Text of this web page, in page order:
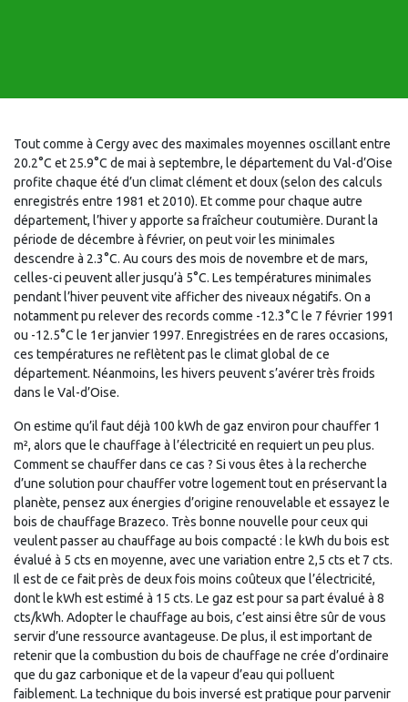
Tout comme à Cergy avec des maximales moyennes oscillant entre
20.2°C et 25.9°C de mai à septembre, le département du Val-d’Oise
profite chaque été d’un climat clément et doux (selon des calculs
enregistrés entre 1981 et 2010). Et comme pour chaque autre
département, l’hiver y apporte sa fraîcheur coutumière. Durant la
période de décembre à février, on peut voir les minimales
descendre à 2.3°C. Au cours des mois de novembre et de mars,
celles-ci peuvent aller jusqu’à 5°C. Les températures minimales
pendant l’hiver peuvent vite afficher des niveaux négatifs. On a
notamment pu relever des records comme -12.3°C le 7 février 1991
ou -12.5°C le 1er janvier 1997. Enregistrées en de rares occasions,
ces températures ne reflètent pas le climat global de ce
département. Néanmoins, les hivers peuvent s’avérer très froids
dans le Val-d’Oise.
On estime qu’il faut déjà 100 kWh de gaz environ pour chauffer 1
m², alors que le chauffage à l’électricité en requiert un peu plus.
Comment se chauffer dans ce cas ? Si vous êtes à la recherche
d’une solution pour chauffer votre logement tout en préservant la
planète, pensez aux énergies d’origine renouvelable et essayez le
bois de chauffage Brazeco. Très bonne nouvelle pour ceux qui
veulent passer au chauffage au bois compacté : le kWh du bois est
évalué à 5 cts en moyenne, avec une variation entre 2,5 cts et 7 cts.
Il est de ce fait près de deux fois moins coûteux que l’électricité,
dont le kWh est estimé à 15 cts. Le gaz est pour sa part évalué à 8
cts/kWh. Adopter le chauffage au bois, c’est ainsi être sûr de vous
servir d’une ressource avantageuse. De plus, il est important de
retenir que la combustion du bois de chauffage ne crée d’ordinaire
que du gaz carbonique et de la vapeur d’eau qui polluent
faiblement. La technique du bois inversé est pratique pour parvenir